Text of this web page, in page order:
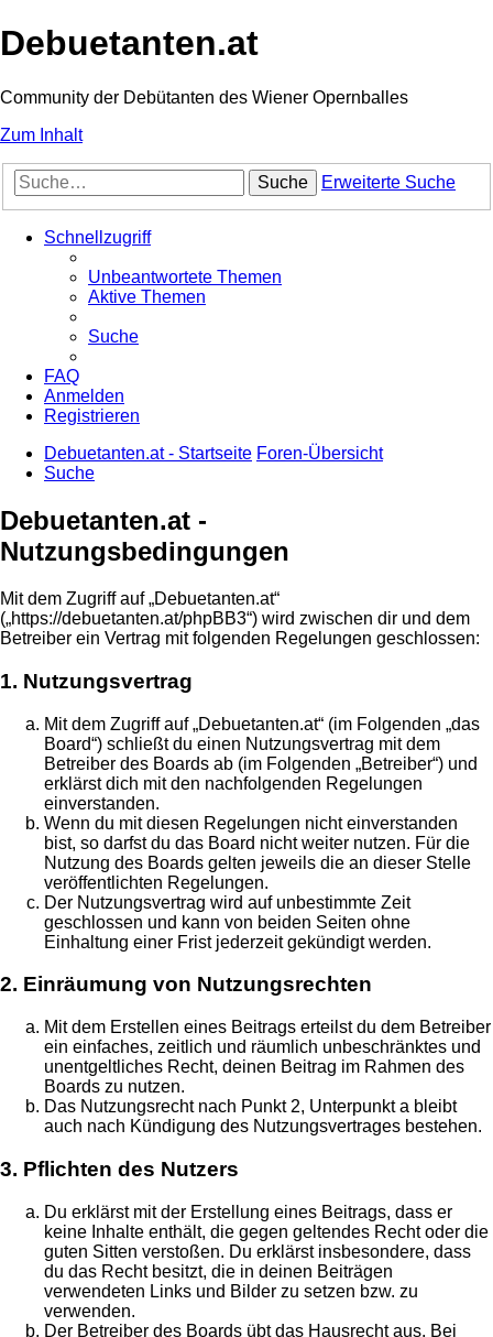
Debuetanten.at
Community der Debütanten des Wiener Opernballes
Zum Inhalt
Suche Erweiterte Suche
Schnellzugriff
Unbeantwortete Themen
Aktive Themen
Suche
FAQ
Anmelden
Registrieren
Debuetanten.at - Startseite Foren-Übersicht
Suche
Debuetanten.at -
Nutzungsbedingungen
Mit dem Zugriff auf „Debuetanten.at“
(„https://debuetanten.at/phpBB3“) wird zwischen dir und dem
Betreiber ein Vertrag mit folgenden Regelungen geschlossen:
1. Nutzungsvertrag
Mit dem Zugriff auf „Debuetanten.at“ (im Folgenden „das
Board“) schließt du einen Nutzungsvertrag mit dem
Betreiber des Boards ab (im Folgenden „Betreiber“) und
erklärst dich mit den nachfolgenden Regelungen
einverstanden.
Wenn du mit diesen Regelungen nicht einverstanden
bist, so darfst du das Board nicht weiter nutzen. Für die
Nutzung des Boards gelten jeweils die an dieser Stelle
veröffentlichten Regelungen.
Der Nutzungsvertrag wird auf unbestimmte Zeit
geschlossen und kann von beiden Seiten ohne
Einhaltung einer Frist jederzeit gekündigt werden.
2. Einräumung von Nutzungsrechten
Mit dem Erstellen eines Beitrags erteilst du dem Betreiber
ein einfaches, zeitlich und räumlich unbeschränktes und
unentgeltliches Recht, deinen Beitrag im Rahmen des
Boards zu nutzen.
Das Nutzungsrecht nach Punkt 2, Unterpunkt a bleibt
auch nach Kündigung des Nutzungsvertrages bestehen.
3. Pflichten des Nutzers
Du erklärst mit der Erstellung eines Beitrags, dass er
keine Inhalte enthält, die gegen geltendes Recht oder die
guten Sitten verstoßen. Du erklärst insbesondere, dass
du das Recht besitzt, die in deinen Beiträgen
verwendeten Links und Bilder zu setzen bzw. zu
verwenden.
Der Betreiber des Boards übt das Hausrecht aus. Bei